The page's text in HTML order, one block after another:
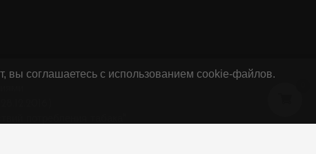
вы соглашаетесь с использованием cookie-файлов.